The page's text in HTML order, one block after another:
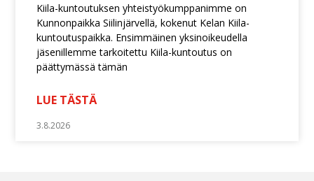
Kiila-kuntoutuksen yhteistyökumppanimme on
Kunnonpaikka Siilinjärvellä, kokenut Kelan Kiila-
kuntoutuspaikka. Ensimmäinen yksinoikeudella
jäsenillemme tarkoitettu Kiila-kuntoutus on
päättymässä tämän
LUE TÄSTÄ
3.8.2026